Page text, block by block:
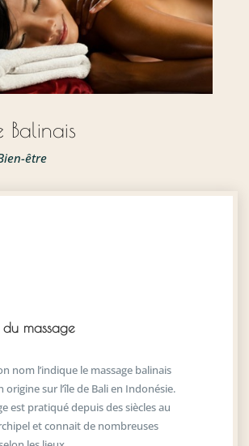
Balinais
être
du massage
nom l’indique le massage balinais
origine sur l’île de Bali en Indonésie.
est pratiqué depuis des siècles au
et connait de nombreuses